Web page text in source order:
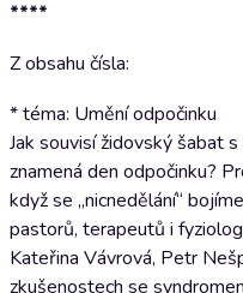
****
Z obsahu čísla:
* téma: Umění odpočinku
Jak souvisí židovský šabat
znamená den odpočinku?
když se „nicnedělání“
pastorů, terapeutů i
Kateřina Vávrová, Petr
zkušenostech se